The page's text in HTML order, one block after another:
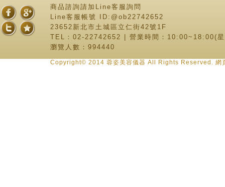
商品諮詢請加Line客服詢問
Line客服帳號 ID:@ob22742652
23652新北市土城區立仁街42號1F
TEL：02-22742652 | 營業時間：10:00~18:00(星
瀏覽人數：994440
Copyright© 2014 蓉姿美容儀器 All Rights Reserved. 網